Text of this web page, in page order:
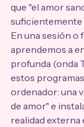
que "el amor
suficientemente
En una sesión
aprendemos a
profunda (onda
estos
ordenador: una
de amor" e
realidad externa